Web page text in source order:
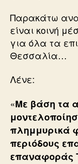
Παρακάτω
είναι κοινή
για όλα τα
Θεσσαλία…
Λένε:
«Με βάση τα
πλημμυρικά
περιόδους
επαναφοράς